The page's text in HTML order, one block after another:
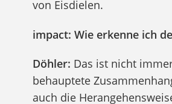
von Eisdielen.
impact: Wie erkenne ich
Döhler: Das ist nicht
behauptete
auch die